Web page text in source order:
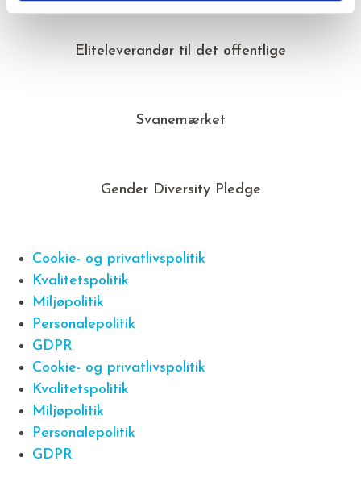
Eliteleverandør til det offentlige
Svanemærket
Gender Diversity Pledge
Cookie- og privatlivspolitik
Kvalitetspolitik
Miljøpolitik
Personalepolitik
GDPR
Cookie- og privatlivspolitik
Kvalitetspolitik
Miljøpolitik
Personalepolitik
GDPR